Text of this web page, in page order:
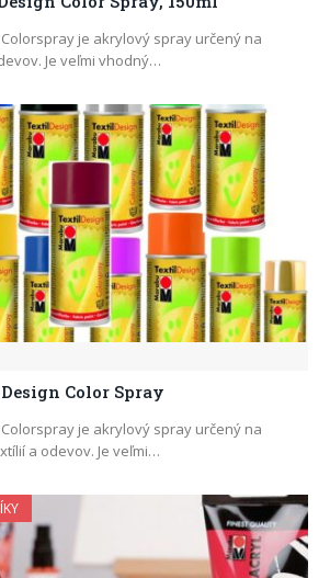
je akrylový spray určený na
Je veľmi vhodný…
Color Spray
je akrylový spray určený na
a odevov. Je veľmi…